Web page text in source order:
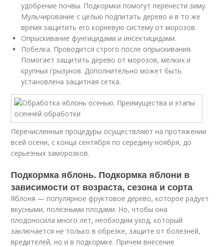
удобрение почвы. Подкормки помогут перенести зиму.
Мульчирование с целью подпитать дерево и в то же
время защитить его корневую систему от морозов.
Опрыскивание фунгицидами и инсектицидами.
Побелка. Проводится строго после опрыскивания.
Помогает защитить дерево от морозов, мелких и
крупных грызунов. Дополнительно может быть
установлена защитная сетка.
Перечисленные процедуры осуществляют на протяжении
всей осени, с конца сентября по середину ноября, до
серьезных заморозков.
Подкормка яблонь. Подкормка яблони в
зависимости от возраста, сезона и сорта
Яблоня — популярное фруктовое дерево, которое радует
вкусными, полезными плодами. Но, чтобы она
плодоносила много лет, необходим уход, который
заключается не только в обрезке, защите от болезней,
вредителей, но и в подкормке. Причем внесение